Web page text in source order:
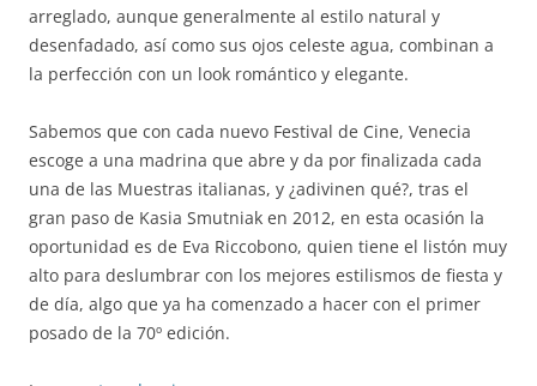
arreglado, aunque generalmente al estilo natural y
desenfadado, así como sus ojos celeste agua, combinan a
la perfección con un look romántico y elegante.
Sabemos que con cada nuevo Festival de Cine, Venecia
escoge a una madrina que abre y da por finalizada cada
una de las Muestras italianas, y ¿adivinen qué?, tras el
gran paso de Kasia Smutniak en 2012, en esta ocasión la
oportunidad es de Eva Riccobono, quien tiene el listón muy
alto para deslumbrar con los mejores estilismos de fiesta y
de día, algo que ya ha comenzado a hacer con el primer
posado de la 70º edición.